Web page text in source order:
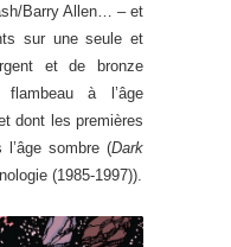
Barry Allen… – et
sur une seule et
et de bronze
à l’âge
dont les premières
l’âge sombre (Dark
(1985-1997)).